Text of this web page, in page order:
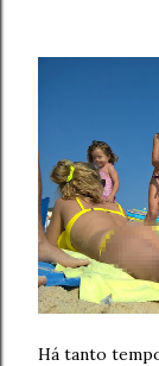
Há tanto